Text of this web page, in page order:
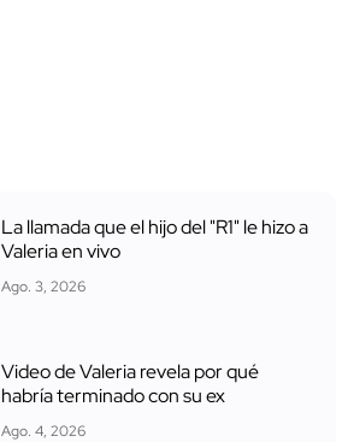
La llamada que el hijo del "R1" le hizo a
Valeria en vivo
Ago. 3, 2026
Video de Valeria revela por qué
habría terminado con su ex
Ago. 4, 2026